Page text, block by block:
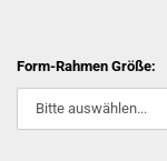
Form-Rahmen Größe: